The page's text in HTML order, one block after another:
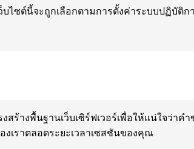
บไซต์นี้จะถูกเลือกตามการตั้งค่าระบบปฏิบั
ร้างพื้นฐานเว็บเซิร์ฟเวอร์เพื่อให้แน่ใจว่า
งเราตลอดระยะเวลาเซสชันของคุณ